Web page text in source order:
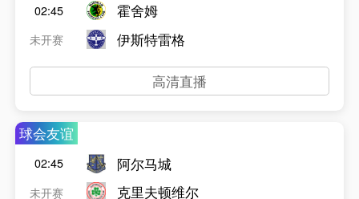
02:45
未开赛
霍舍姆
伊斯特雷格
高清直播
球会友谊
02:45
未开赛
阿尔马城
克里夫顿维尔